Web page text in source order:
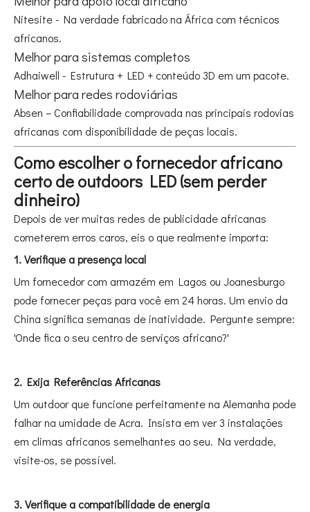
Nitesite - Na verdade fabricado na África com técnicos
africanos.
Melhor para sistemas completos
Adhaiwell - Estrutura + LED + conteúdo 3D em um pacote.
Melhor para redes rodoviárias
Absen – Confiabilidade comprovada nas principais rodovias
africanas com disponibilidade de peças locais.
Como escolher o fornecedor africano
certo de outdoors LED (sem perder
dinheiro)
Depois de ver muitas redes de publicidade africanas
cometerem erros caros, eis o que realmente importa:
1. Verifique a presença local
Um fornecedor com armazém em Lagos ou Joanesburgo
pode fornecer peças para você em 24 horas. Um envio da
China significa semanas de inatividade. Pergunte sempre:
'Onde fica o seu centro de serviços africano?'
2. Exija Referências Africanas
Um outdoor que funcione perfeitamente na Alemanha pode
falhar na umidade de Acra. Insista em ver 3 instalações
em climas africanos semelhantes ao seu. Na verdade,
visite-os, se possível.
3. Verifique a compatibilidade de energia